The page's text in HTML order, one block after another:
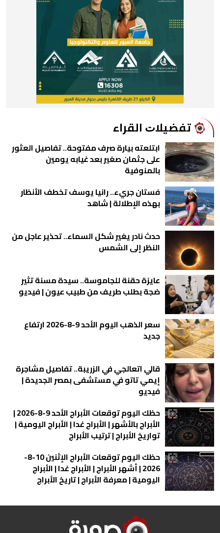
ﺗﻔﻀﻴﻼﺕ اﻟﻘﺮاء
ابتلعته بيارة صرف مفتوحة.. تفاصيل العثور
على جثمان صغير بعد غيابه يومين
بالمنوفية
فستان جريء.. رانيا يوسف تخطف الأنظار
بهذه الإطلالة | شاهد
حدث نادر يغير شكل السماء.. تحذير عاجل من
النظر إلى الشمس
عايزة حقنة للجاموسة.. سيدة مسنة تثير
ضجة بطلب طريف من طبيب عيون | فيديو
سعر الذهب اليوم الأحد 9-8-2026 ارتفاع
جديد
قالي اتعالجي في الزريبة.. تفاصيل مشاجرة
إيمي تاتو في مستشفى بمصر الجديدة |
فيديو
حظك اليوم توقعات الأبراج الأحد 9-8-2026 |
الأبراج بالأشهر | الأبراج غدا | الأبراج اليومية |
تواريخ الأبراج | ترتيب الأبراج
حظك اليوم توقعات الأبراج الإثنين 10-8-
2026 | أشهر الأبراج | الأبراج غدا | الأبراج
اليومية | معرفة الأبراج | تاريخ الأبراج